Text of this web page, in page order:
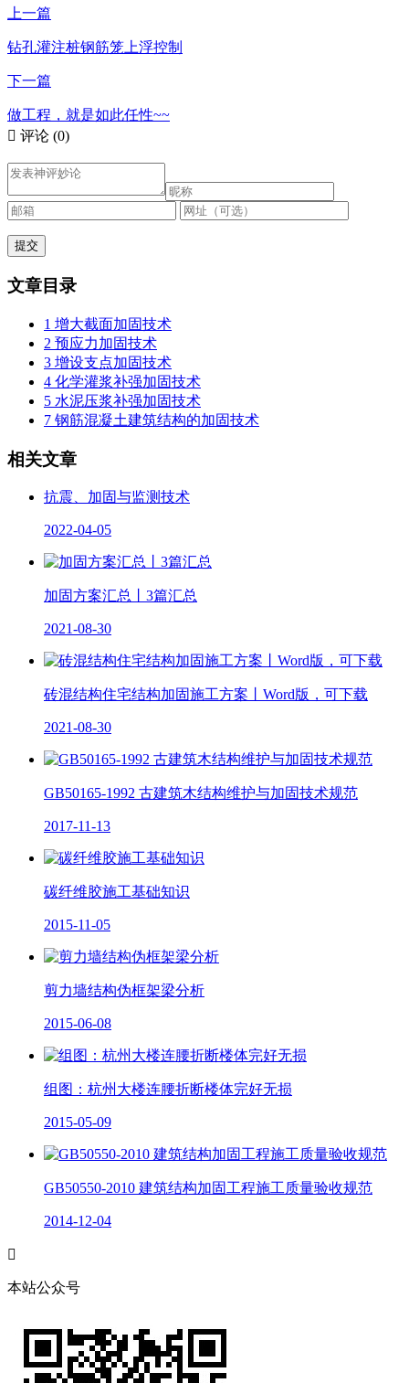
上一篇
钻孔灌注桩钢筋笼上浮控制
下一篇
做工程，就是如此任性~~
 评论 (0)
文章目录
1 增大截面加固技术
2 预应力加固技术
3 增设支点加固技术
4 化学灌浆补强加固技术
5 水泥压浆补强加固技术
7 钢筋混凝土建筑结构的加固技术
相关文章
抗震、加固与监测技术
2022-04-05
加固方案汇总丨3篇汇总
2021-08-30
砖混结构住宅结构加固施工方案丨Word版，可下载
2021-08-30
GB50165-1992 古建筑木结构维护与加固技术规范
2017-11-13
碳纤维胶施工基础知识
2015-11-05
剪力墙结构伪框架梁分析
2015-06-08
组图：杭州大楼连腰折断楼体完好无损
2015-05-09
GB50550-2010 建筑结构加固工程施工质量验收规范
2014-12-04

本站公众号